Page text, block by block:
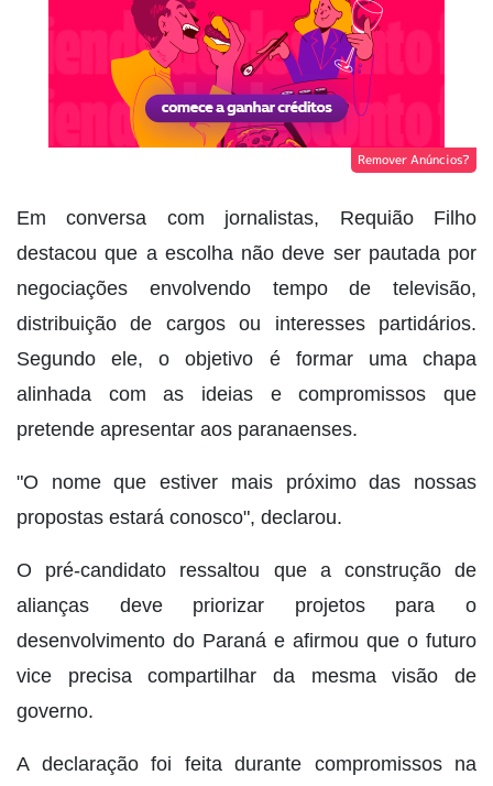
Remover Anúncios?
Em conversa com jornalistas, Requião Filho
destacou que a escolha não deve ser pautada por
negociações envolvendo tempo de televisão,
distribuição de cargos ou interesses partidários.
Segundo ele, o objetivo é formar uma chapa
alinhada com as ideias e compromissos que
pretende apresentar aos paranaenses.
"O nome que estiver mais próximo das nossas
propostas estará conosco", declarou.
O pré-candidato ressaltou que a construção de
alianças deve priorizar projetos para o
desenvolvimento do Paraná e afirmou que o futuro
vice precisa compartilhar da mesma visão de
governo.
A declaração foi feita durante compromissos na